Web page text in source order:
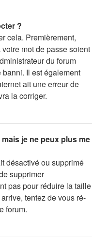
?
cela. Premièrement,
mot de passe soient
du forum
banni. Il est également
ait une erreur de
la corriger.
je ne peux plus me
désactivé ou supprimé
supprimer
pas pour réduire la taille
tentez de vous ré-
forum.